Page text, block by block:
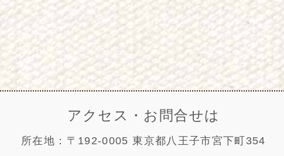
アクセス・お問合せは
所在地：〒192-0005 東京都八王子市宮下町354